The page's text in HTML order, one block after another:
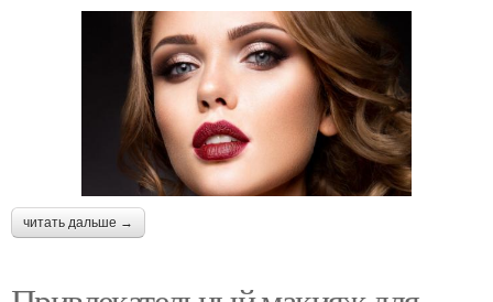
читать дальше →